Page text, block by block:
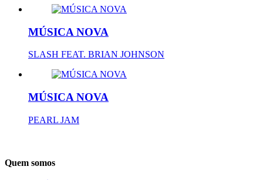
MÚSICA NOVA
SLASH FEAT. BRIAN JOHNSON
MÚSICA NOVA
PEARL JAM
Quem somos